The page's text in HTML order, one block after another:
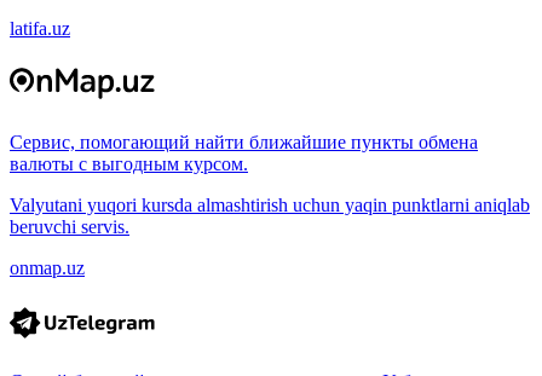
latifa.uz
Сервис, помогающий найти ближайшие пункты обмена
валюты с выгодным курсом.
Valyutani yuqori kursda almashtirish uchun yaqin punktlarni aniqlab
beruvchi servis.
onmap.uz